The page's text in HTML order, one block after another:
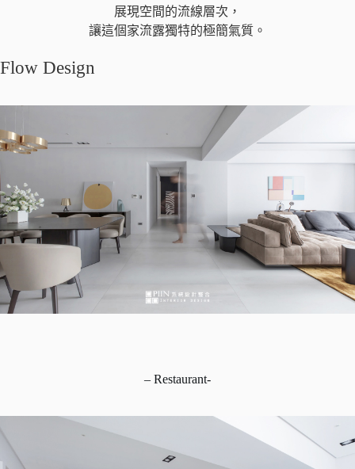
展現空間的流線層次，
讓這個家流露獨特的極簡氣質。
Flow Design
– Restaurant-